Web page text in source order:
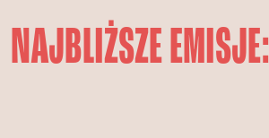
NAJBLIŻSZE EMISJE: